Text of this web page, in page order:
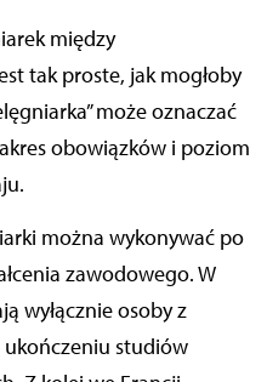
między
tak proste, jak mogłoby
może oznaczać
obowiązków i poziom
można wykonywać po
zawodowego. W
wyłącznie osoby z
ukończeniu studiów